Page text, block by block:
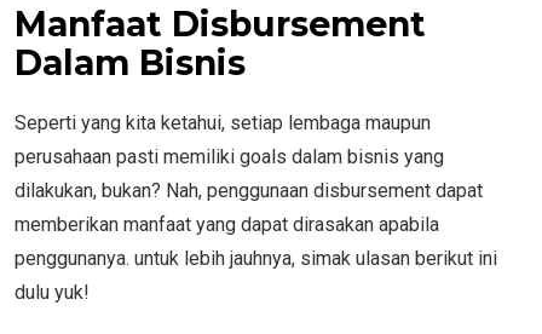
Manfaat Disbursement
Dalam Bisnis
Seperti yang kita ketahui, setiap lembaga maupun
perusahaan pasti memiliki goals dalam bisnis yang
dilakukan, bukan? Nah, penggunaan disbursement dapat
memberikan manfaat yang dapat dirasakan apabila
penggunanya. untuk lebih jauhnya, simak ulasan berikut ini
dulu yuk!